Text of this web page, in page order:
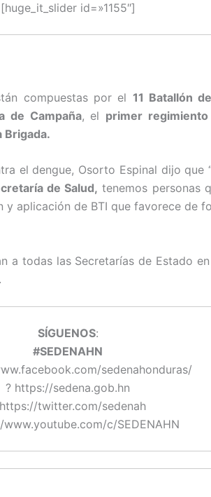
[huge_it_slider id=»1155″]
compuestas por el 11 Batallón
de Campaña, el primer
Brigada.
el dengue, Osorto Espinal dijo que
de Salud, tenemos personas
y aplicación de BTI que favorece de
a todas las Secretarías de Estado
SÍGUENOS:
#SEDENAHN
sedenahonduras/
? https://sedena.gob.hn
twitter.com/sedenah
c/SEDENAHN